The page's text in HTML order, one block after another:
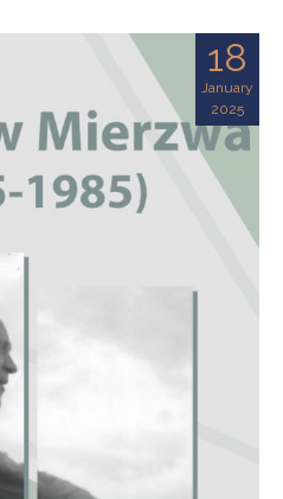
18
January
2025